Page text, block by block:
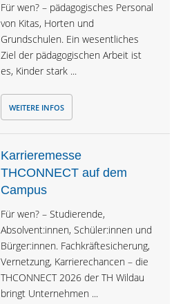
Für wen? – pädagogisches Personal
von Kitas, Horten und
Grundschulen. Ein wesentliches
Ziel der pädagogischen Arbeit ist
es, Kinder stark ...
WEITERE INFOS
Karrieremesse
THCONNECT auf dem
Campus
Für wen? – Studierende,
Absolvent:innen, Schüler:innen und
Bürger:innen. Fachkräftesicherung,
Vernetzung, Karrierechancen – die
THCONNECT 2026 der TH Wildau
bringt Unternehmen ...